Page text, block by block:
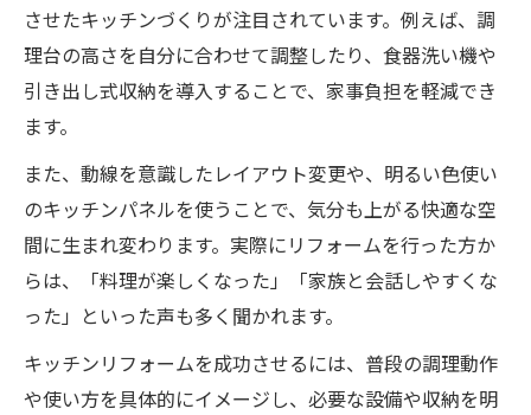
させたキッチンづくりが注目されています。例えば、調
理台の高さを自分に合わせて調整したり、食器洗い機や
引き出し式収納を導入することで、家事負担を軽減でき
ます。
また、動線を意識したレイアウト変更や、明るい色使い
のキッチンパネルを使うことで、気分も上がる快適な空
間に生まれ変わります。実際にリフォームを行った方か
らは、「料理が楽しくなった」「家族と会話しやすくな
った」といった声も多く聞かれます。
キッチンリフォームを成功させるには、普段の調理動作
や使い方を具体的にイメージし、必要な設備や収納を明